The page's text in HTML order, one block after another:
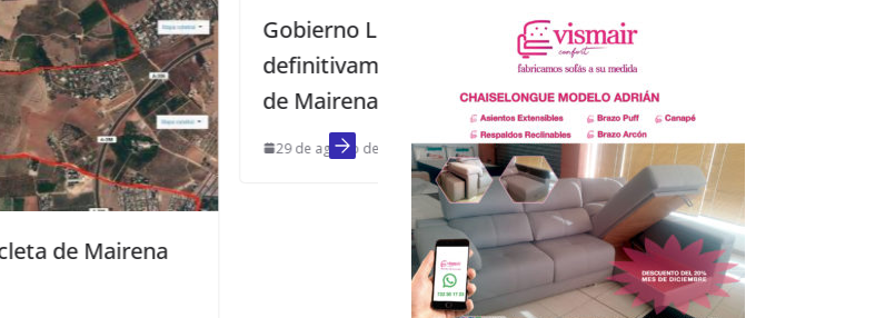
Gobierno Local aprueba
definitivamente Plan Emplea Joven
de Mairena
29 de agosto de 2014
Antonio Casimiro Gavira Moreno
toma posesión como senador